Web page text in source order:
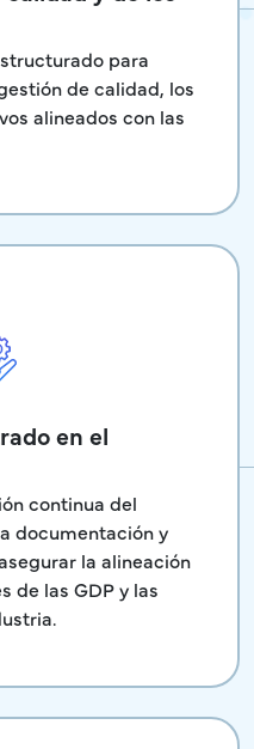
para
de calidad, los
alineados con las
en el
continua del
documentación y
la alineación
de las GDP y las